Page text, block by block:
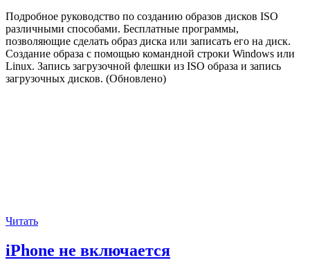
Подробное руководство по созданию образов дисков ISO
различными способами. Бесплатные программы,
позволяющие сделать образ диска или записать его на диск.
Создание образа с помощью командной строки Windows или
Linux. Запись загрузочной флешки из ISO образа и запись
загрузочных дисков. (Обновлено)
Читать
iPhone не включается